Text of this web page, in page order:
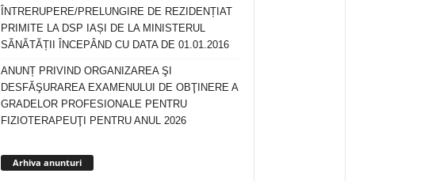
ÎNTRERUPERE/PRELUNGIRE DE REZIDENȚIAT
PRIMITE LA DSP IAȘI DE LA MINISTERUL
SĂNĂTĂȚII ÎNCEPÂND CU DATA DE 01.01.2016
ANUNȚ PRIVIND ORGANIZAREA ŞI
DESFĂŞURAREA EXAMENULUI DE OBŢINERE A
GRADELOR PROFESIONALE PENTRU
FIZIOTERAPEUŢI PENTRU ANUL 2026
Arhiva anunturi